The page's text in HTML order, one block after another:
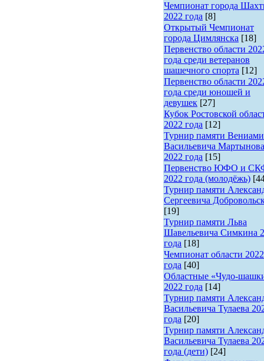
Чемпионат города
2022 года [8]
Открытый Чемпионат
города Цимлянска [18]
Первенство области
года среди ветеранов
шашечного спорта [12]
Первенство области
года среди юношей и
девушек [27]
Кубок Ростовской
2022 года [12]
Турнир памяти
Васильевича Мартынова
2022 года [15]
Первенство ЮФО и
2022 года (молодёжь)
Турнир памяти
Сергеевича
[19]
Турнир памяти Льва
Шавельевича Симкина
года [18]
Чемпионат области 2022
года [40]
Областные «Чудо-
2022 года [14]
Турнир памяти
Васильевича Тулаева
года [20]
Турнир памяти
Васильевича Тулаева
года (дети) [24]